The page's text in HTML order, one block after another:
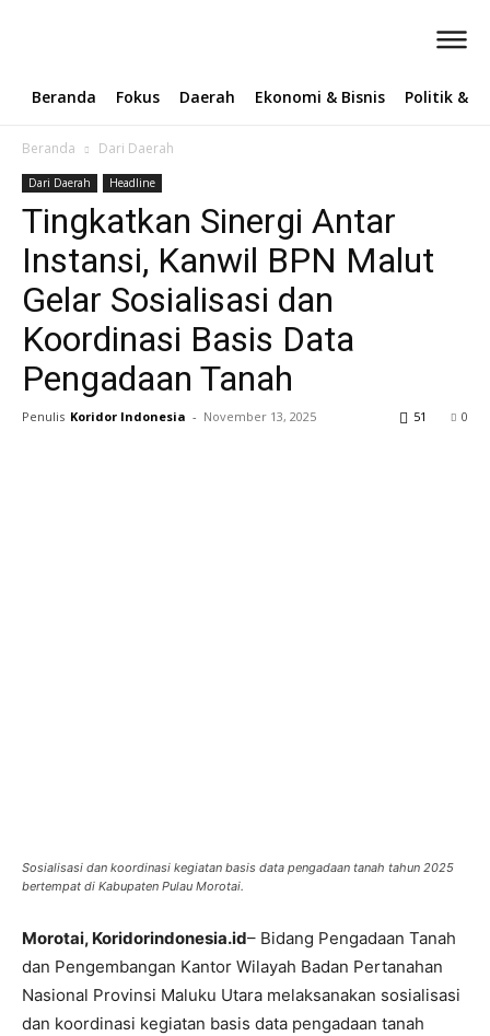
Beranda Fokus Daerah Ekonomi & Bisnis Politik &
Beranda Dari Daerah
Dari Daerah Headline
Tingkatkan Sinergi Antar
Instansi, Kanwil BPN Malut
Gelar Sosialisasi dan
Koordinasi Basis Data
Pengadaan Tanah
Penulis Koridor Indonesia - November 13, 2025 0
51
Sosialisasi dan koordinasi kegiatan basis data pengadaan tanah tahun 2025
bertempat di Kabupaten Pulau Morotai.
Morotai, Koridorindonesia.id– Bidang Pengadaan Tanah
dan Pengembangan Kantor Wilayah Badan Pertanahan
Nasional Provinsi Maluku Utara melaksanakan sosialisasi
dan koordinasi kegiatan basis data pengadaan tanah